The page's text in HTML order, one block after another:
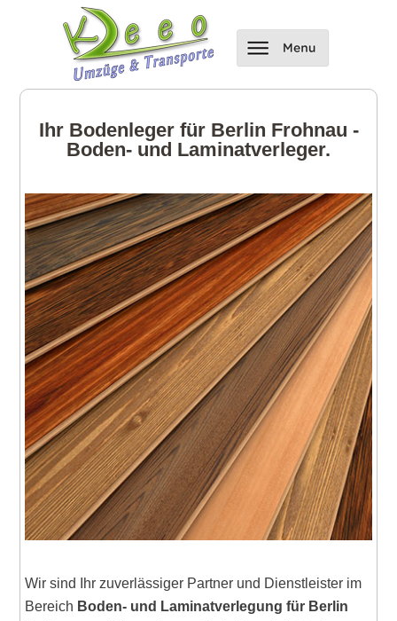
Ihr Bodenleger für Berlin Frohnau -
Boden- und Laminatverleger.
Wir sind Ihr zuverlässiger Partner und Dienstleister im
Bereich Boden- und Laminatverlegung für Berlin